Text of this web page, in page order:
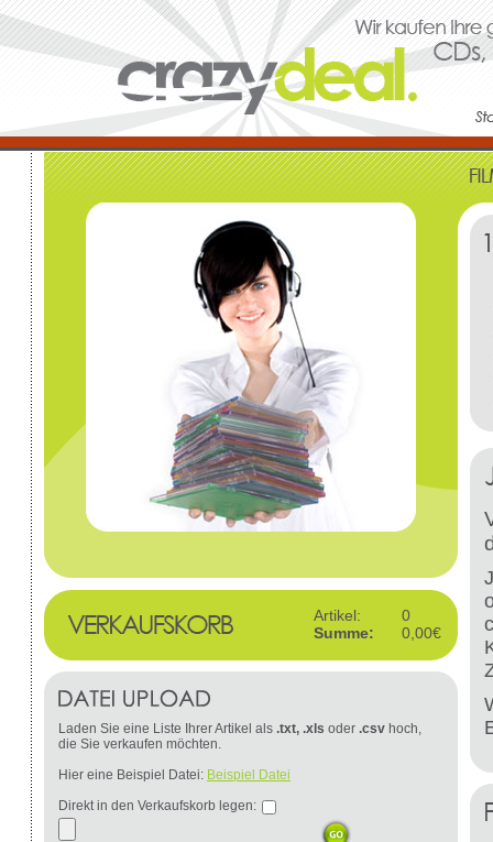
Artikel:
0
Summe:
0,00€
Laden Sie eine Liste Ihrer Artikel als .txt, .xls oder .csv hoch,
die Sie verkaufen möchten.
Hier eine Beispiel Datei: Beispiel Datei
Direkt in den Verkaufskorb legen: